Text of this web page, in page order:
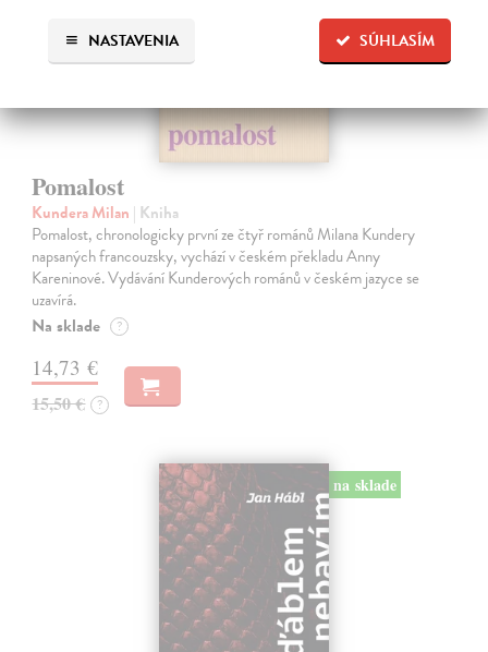
SÚHLASÍM
NASTAVENIA
Pomalost
Kundera Milan | Kniha
Pomalost, chronologicky první ze čtyř románů Milana Kundery
napsaných francouzsky, vychází v českém překladu Anny
Kareninové. Vydávání Kunderových románů v českém jazyce se
uzavírá.
Na sklade ?
14,73 €
15,50 € ?
na sklade